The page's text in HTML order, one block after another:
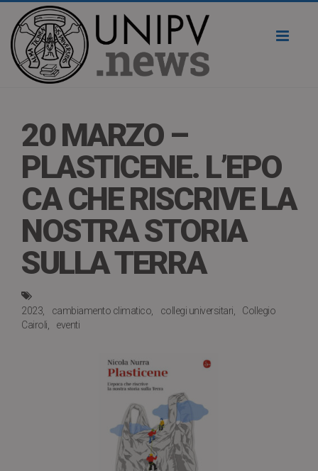
20 MARZO –
PLASTICENE. L’EPO
CA CHE RISCRIVE LA
NOSTRA STORIA
SULLA TERRA
2023 cambiamento climatico collegi universitari
Collegio
Cairoli
eventi